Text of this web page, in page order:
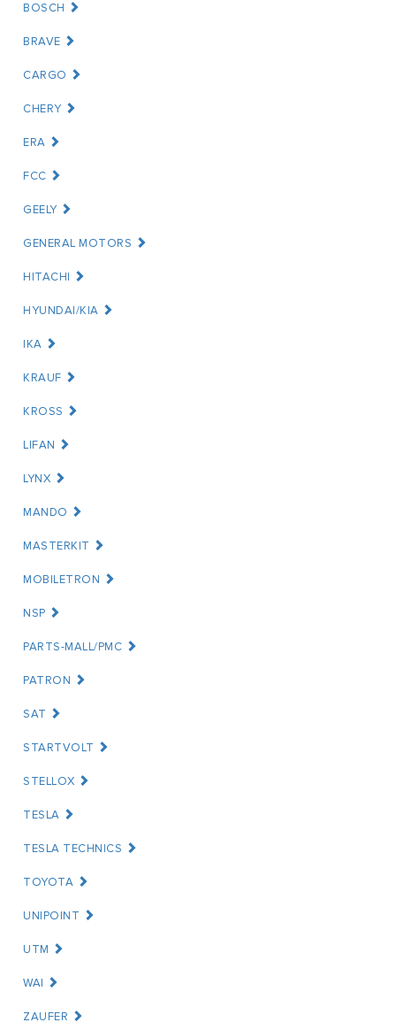
BOSCH
BRAVE
CARGO
CHERY
ERA
FCC
GEELY
GENERAL MOTORS
HITACHI
HYUNDAI/KIA
IKA
KRAUF
KROSS
LIFAN
LYNX
MANDO
MASTERKIT
MOBILETRON
NSP
PARTS-MALL/PMC
PATRON
SAT
STARTVOLT
STELLOX
TESLA
TESLA TECHNICS
TOYOTA
UNIPOINT
UTM
WAI
ZAUFER